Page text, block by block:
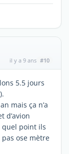
il y a 9 ans #10
5.5 jours
mais ça n’a
d’avion
quel point ils
ose mètre